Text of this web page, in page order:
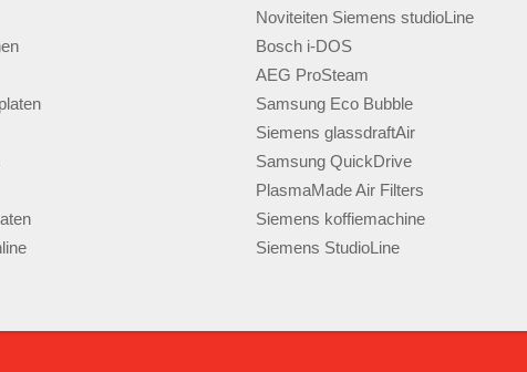
Noviteiten Siemens studioLine
Bosch i-DOS
AEG ProSteam
Samsung Eco Bubble
Siemens glassdraftAir
Samsung QuickDrive
PlasmaMade Air Filters
Siemens koffiemachine
Siemens StudioLine